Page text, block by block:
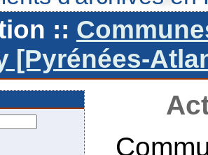
::
[Pyrénées-